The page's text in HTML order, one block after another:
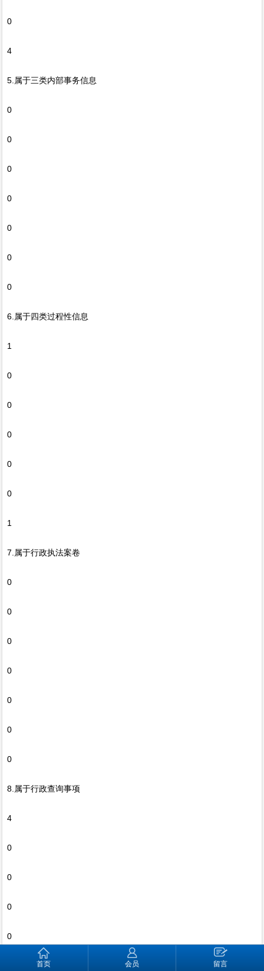
0
4
5.属于三类内部事务信息
0
0
0
0
0
0
0
6.属于四类过程性信息
1
0
0
0
0
0
1
7.属于行政执法案卷
0
0
0
0
0
0
0
8.属于行政查询事项
4
0
0
0
0
首页 会员 留言